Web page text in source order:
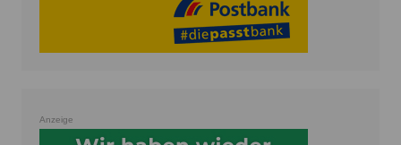
Anzeige